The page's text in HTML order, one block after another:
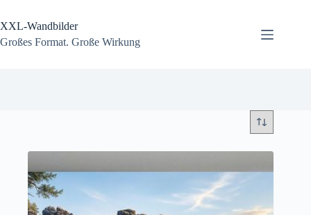
springen
XXL-Wandbilder
Großes Format. Große Wirkung